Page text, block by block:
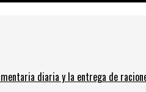
diaria y la entrega de